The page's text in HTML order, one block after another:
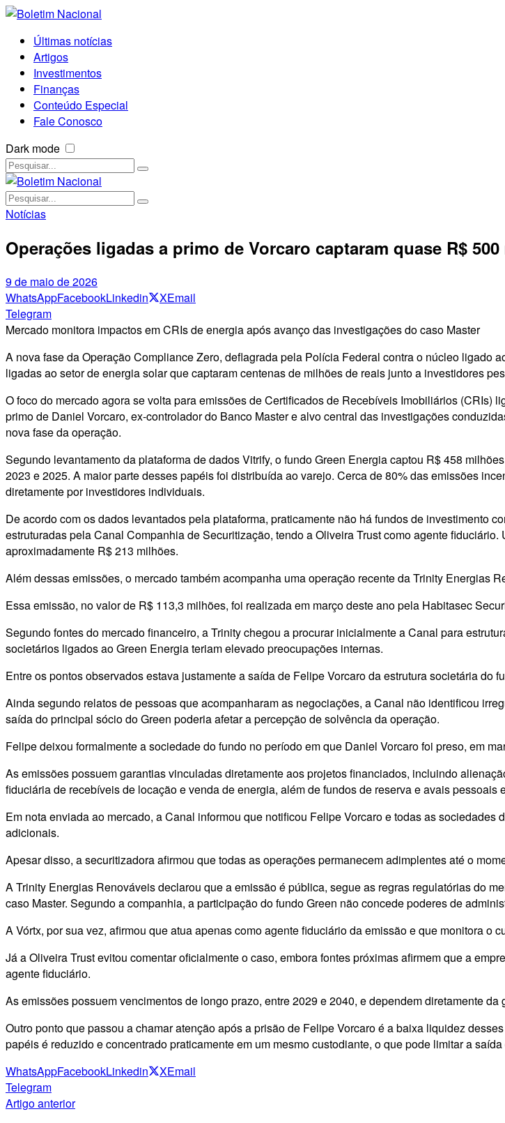
Últimas notícias
Artigos
Investimentos
Finanças
Conteúdo Especial
Fale Conosco
Dark mode
Notícias
Operações ligadas a primo de Vorcaro captaram quase R$
9 de maio de 2026
WhatsAppFacebookLinkedin XEmail
Telegram
Mercado monitora impactos em CRIs de energia após avanço das investigações do caso Master
A nova fase da Operação Compliance Zero, deflagrada pela Polícia Federal contra o núcleo ligado
ligadas ao setor de energia solar que captaram centenas de milhões de reais junto a investidores
O foco do mercado agora se volta para emissões de Certificados de Recebíveis Imobiliários (CRIs)
primo de Daniel Vorcaro, ex-controlador do Banco Master e alvo central das investigações
nova fase da operação.
Segundo levantamento da plataforma de dados Vitrify, o fundo Green Energia captou R$ 458
2023 e 2025. A maior parte desses papéis foi distribuída ao varejo. Cerca de 80% das emissões
diretamente por investidores individuais.
De acordo com os dados levantados pela plataforma, praticamente não há fundos de investimento
estruturadas pela Canal Companhia de Securitização, tendo a Oliveira Trust como agente
aproximadamente R$ 213 milhões.
Além dessas emissões, o mercado também acompanha uma operação recente da Trinity Energias
Essa emissão, no valor de R$ 113,3 milhões, foi realizada em março deste ano pela Habitasec
Segundo fontes do mercado financeiro, a Trinity chegou a procurar inicialmente a Canal para
societários ligados ao Green Energia teriam elevado preocupações internas.
Entre os pontos observados estava justamente a saída de Felipe Vorcaro da estrutura societária do
Ainda segundo relatos de pessoas que acompanharam as negociações, a Canal não identificou
saída do principal sócio do Green poderia afetar a percepção de solvência da operação.
Felipe deixou formalmente a sociedade do fundo no período em que Daniel Vorcaro foi preso, em
As emissões possuem garantias vinculadas diretamente aos projetos financiados, incluindo
fiduciária de recebíveis de locação e venda de energia, além de fundos de reserva e avais pessoais
Em nota enviada ao mercado, a Canal informou que notificou Felipe Vorcaro e todas as
adicionais.
Apesar disso, a securitizadora afirmou que todas as operações permanecem adimplentes até o
A Trinity Energias Renováveis declarou que a emissão é pública, segue as regras regulatórias do
caso Master. Segundo a companhia, a participação do fundo Green não concede poderes de
A Vórtx, por sua vez, afirmou que atua apenas como agente fiduciário da emissão e que monitora
Já a Oliveira Trust evitou comentar oficialmente o caso, embora fontes próximas afirmem que a
agente fiduciário.
As emissões possuem vencimentos de longo prazo, entre 2029 e 2040, e dependem diretamente
Outro ponto que passou a chamar atenção após a prisão de Felipe Vorcaro é a baixa liquidez
papéis é reduzido e concentrado praticamente em um mesmo custodiante, o que pode limitar a
WhatsAppFacebookLinkedin XEmail
Telegram
Artigo anterior